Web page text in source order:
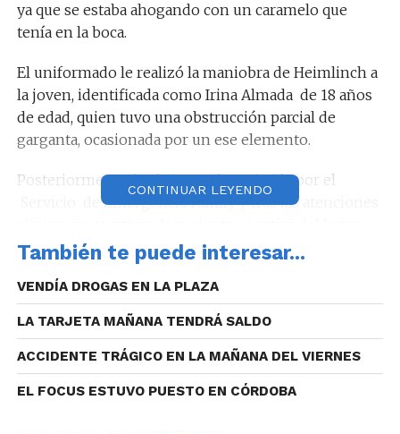
ya que se estaba ahogando con un caramelo que
tenía en la boca.
El uniformado le realizó la maniobra de Heimlinch a
la joven, identificada como Irina Almada de 18 años
de edad, quien tuvo una obstrucción parcial de
garganta, ocasionada por un ese elemento.
Posteriormente fue la joven fue asistida por el
Servicio de Emergencia Family y tras las atenciones
por sus propios medios.
“Nunca me imaginé que me llamaban por este
proceso de ahogamiento de la joven.
CONTINUAR LEYENDO
También te puede interesar...
VENDÍA DROGAS EN LA PLAZA
LA TARJETA MAÑANA TENDRÁ SALDO
ACCIDENTE TRÁGICO EN LA MAÑANA DEL VIERNES
EL FOCUS ESTUVO PUESTO EN CÓRDOBA